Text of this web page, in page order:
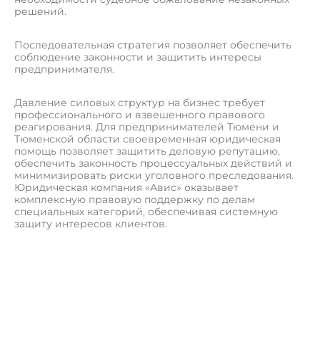
решений.
Последовательная стратегия позволяет обеспечить
соблюдение законности и защитить интересы
предпринимателя.
Давление силовых структур на бизнес требует
профессионального и взвешенного правового
реагирования. Для предпринимателей Тюмени и
Тюменской области своевременная юридическая
помощь позволяет защитить деловую репутацию,
обеспечить законность процессуальных действий и
минимизировать риски уголовного преследования.
Юридическая компания «Авис» оказывает
комплексную правовую поддержку по делам
специальных категорий, обеспечивая системную
защиту интересов клиентов.